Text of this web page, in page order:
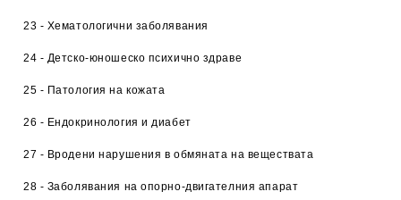
23 - Хематологични заболявания
24 - Детско-юношеско психично здраве
25 - Патология на кожата
26 - Ендокринология и диабет
27 - Вродени нарушения в обмяната на веществата
28 - Заболявания на опорно-двигателния апарат